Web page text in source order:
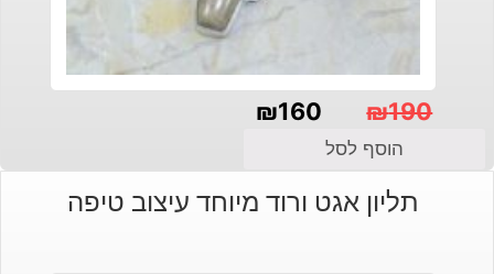
₪190
המקורי
₪160
הנוכחי
הוסף לסל
תליון אגט ורוד מיוחד עיצוב טיפה